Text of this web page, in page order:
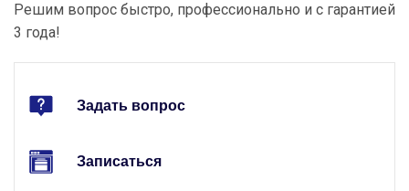
Решим вопрос быстро, профессионально и с гарантией
3 года!
Задать вопрос
Записаться